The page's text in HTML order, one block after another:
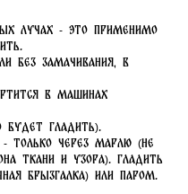
лучах - это применимо
без замачивания, в
в машинах
будет гладить).
только через марлю (не
ткани и узора). Гладить
брызгалка) или паром.